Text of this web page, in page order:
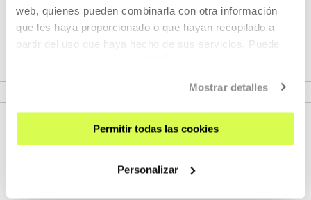
web, quienes pueden combinarla con otra información
que les haya proporcionado o que hayan recopilado a
partir del uso que haya hecho de sus servicios. Puede
Mostrar detalles
Permitir todas las cookies
Personalizar
Nueva edición del festival experimental centrado en
explorar nuevos paradigmas en lo digital.